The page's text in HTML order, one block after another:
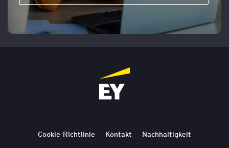
Cookie-Richtlinie Kontakt Nachhaltigkeit